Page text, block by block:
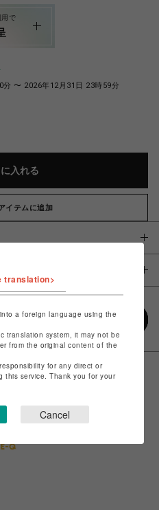
用で
〜 2026年12月31日 23時59分
入れる
イテムに追加
translation>
a foreign language using the
translation system, it may not be
from the original content of the
for any direct or
this service. Thank you for your
Cancel